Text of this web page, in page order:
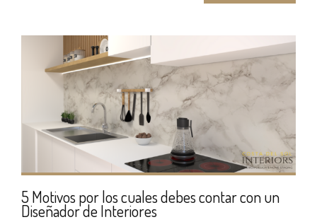
5 Motivos por los cuales debes contar con un
Diseñador de Interiores